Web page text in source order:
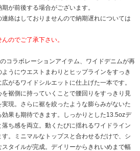
が前後する場合がございます。
絡はしておりませんので納期遅れについては
のでご了承下さい。
コラボレーションアイテム、ワイドデニムが再
うにウエストまわりとヒップラインをすっき
がるワイドシルエットに仕上げた一本です。
裾側に持っていくことで腰回りをすっきり見
現。さらに裾を絞ったような膨らみがないた
果も期待できます。しっかりとした13.5ozデ
ち感を両立。動くたびに揺れるワイドライン
。ミニマルなトップスと合わせるだけで、シ
タイルが完成。デイリーからきれいめまで幅